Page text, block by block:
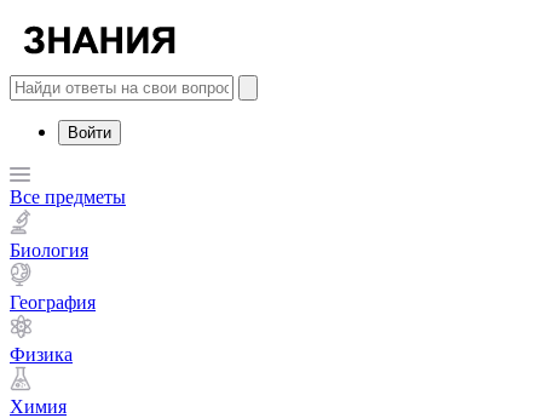
Войти
Все предметы
Биология
География
Физика
Химия